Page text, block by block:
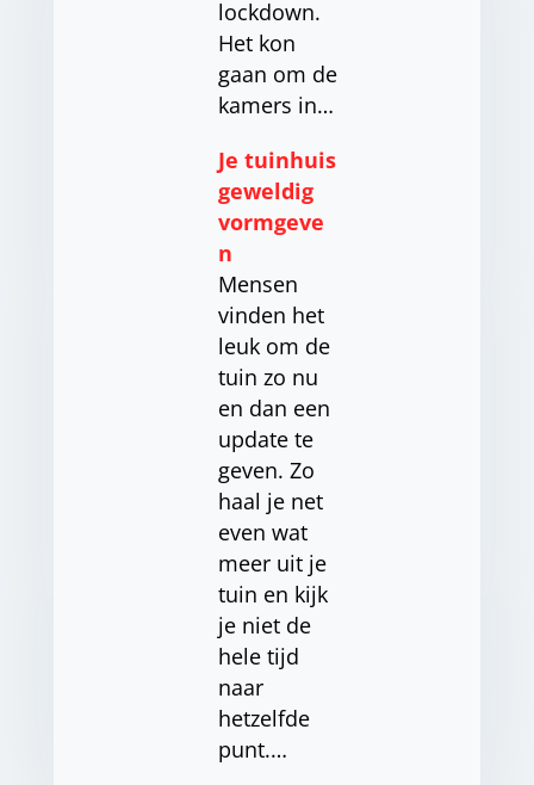
lockdown.
Het kon
gaan om de
kamers in…
Je tuinhuis
geweldig
vormgeve
n
Mensen
vinden het
leuk om de
tuin zo nu
en dan een
update te
geven. Zo
haal je net
even wat
meer uit je
tuin en kijk
je niet de
hele tijd
naar
hetzelfde
punt.…